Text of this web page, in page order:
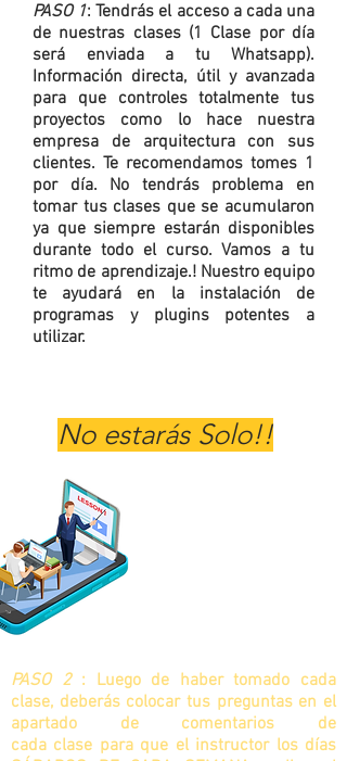
PASO 1: Tendrás el acceso a cada una
de nuestras clases (1 Clase por día
será enviada a tu Whatsapp).
Información directa, útil y avanzada
para que controles totalmente tus
proyectos como lo hace nuestra
empresa de arquitectura con sus
clientes. Te recomendamos tomes 1
por día. No tendrás problema en
tomar tus clases que se acumularon
ya que siempre estarán disponibles
durante todo el curso. Vamos a tu
ritmo de aprendizaje.! Nuestro equipo
te ayudará en la instalación de
programas y plugins potentes a
utilizar.
No estarás Solo!!
PASO 2 : Luego de haber tomado cada
clase, deberás colocar tus preguntas en el
apartado de comentarios de
cada clase para que el instructor los días